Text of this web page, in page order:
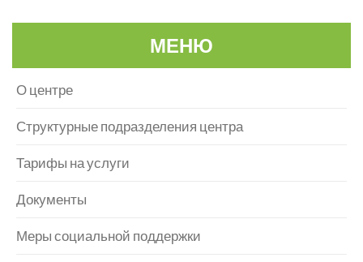
МЕНЮ
О центре
Структурные подразделения центра
Тарифы на услуги
Документы
Меры социальной поддержки